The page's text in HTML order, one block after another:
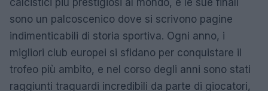
calcistici più prestigiosi al mondo, e le sue finali
sono un palcoscenico dove si scrivono pagine
indimenticabili di storia sportiva. Ogni anno, i
migliori club europei si sfidano per conquistare il
trofeo più ambito, e nel corso degli anni sono stati
raggiunti traguardi incredibili da parte di giocatori,